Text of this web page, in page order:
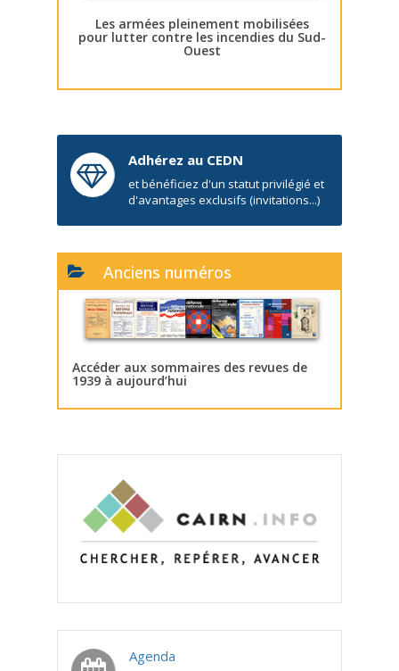
Les armées pleinement mobilisées
pour lutter contre les incendies du Sud-
Ouest
Adhérez au CEDN
et bénéficiez d'un statut privilégié et
d'avantages exclusifs (invitations...)
Anciens numéros
Accéder aux sommaires des revues de
1939 à aujourd’hui
Agenda